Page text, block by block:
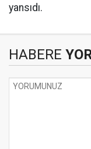
yansıdı.
HABERE